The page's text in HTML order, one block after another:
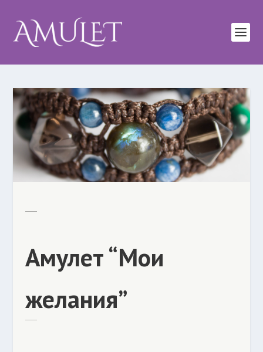
Амулет “Мои
желания”